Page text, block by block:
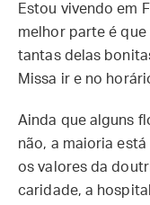
Estou vivendo em
melhor parte é
tantas delas
Missa ir e no
Ainda que alguns
não, a maioria
os valores da
caridade, a